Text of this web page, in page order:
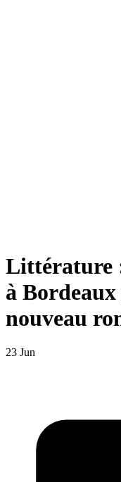
Littérature
à
nouveau
23 Jun